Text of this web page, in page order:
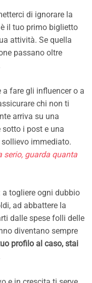
di ignorare la
il tuo primo biglietto
attività. Se quella
passano oltre
a fare gli influencer o a
chi non ti
arriva su una
sotto i post e una
immediato.
serio, guarda quanta
a togliere ogni dubbio
ad abbattere la
dalle spese folli delle
diventano sempre
profilo al caso, stai